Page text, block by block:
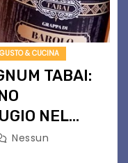
GUSTO & CUCINA
TABAI:
NEL
Nessun